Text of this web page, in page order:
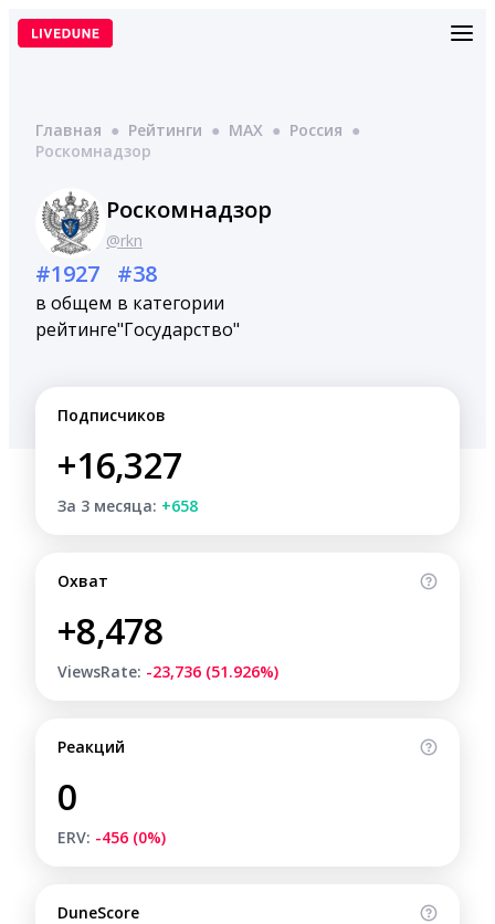
Перейти
Главная ● Рейтинги ● MAX ● Россия ●
Роскомнадзор
Роскомнадзор
@rkn
#1927
в общем
рейтинге
#38
в категории
"Государство"
Подписчиков
+16,327
За 3 месяца: +658
Охват
+8,478
ViewsRate: -23,736 (51.926%)
Реакций
0
ERV: -456 (0%)
DuneScore